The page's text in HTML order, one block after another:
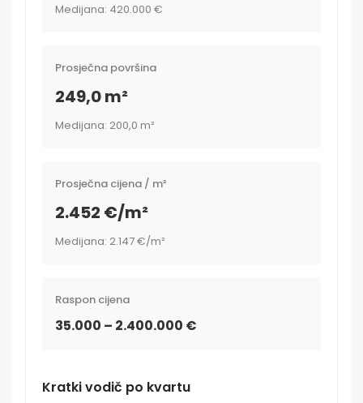
Medijana: 420.000 €
Prosječna površina
249,0 m²
Medijana: 200,0 m²
Prosječna cijena / m²
2.452 €/m²
Medijana: 2.147 €/m²
Raspon cijena
35.000 – 2.400.000 €
Kratki vodič po kvartu